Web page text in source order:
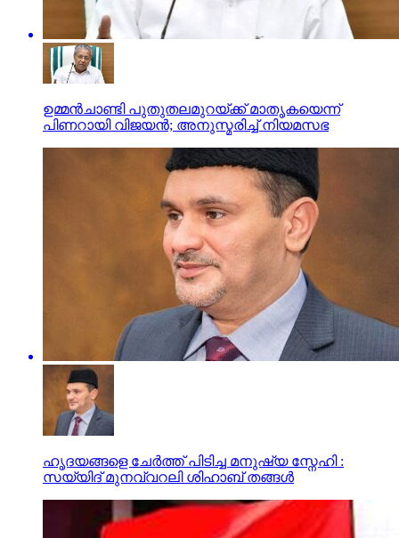
ഉമ്മന്‍ചാണ്ടി പുതുതലമുറയ്ക്ക് മാതൃകയെന്ന്
പിണറായി വിജയന്‍; അനുസ്മരിച്ച് നിയമസഭ
ഹൃദയങ്ങളെ ചേർത്ത് പിടിച്ച മനുഷ്യ സ്നേഹി :
സയ്യിദ് മുനവ്വറലി ശിഹാബ് തങ്ങൾ